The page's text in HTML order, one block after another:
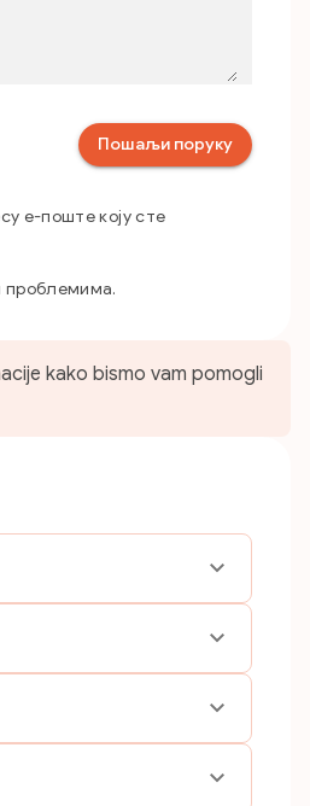
Пошаљи поруку
е-поште коју сте
проблемима.
kako bismo vam pomogli